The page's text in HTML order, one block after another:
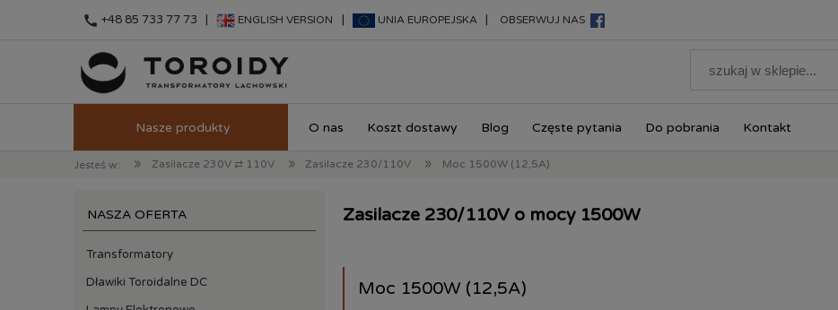
O nas Koszt dostawy Blog Częste pytania Do pobrania Kontakt
Jesteś w: » Zasilacze 230V ⇄ 110V » Zasilacze 230/110V » Moc 1500W (12,5A)
call +48 85 733 77 73 | ENGLISH VERSION UNIA EUROPEJSKA OBSERWUJ NAS
NASZA OFERTA
Transformatory
Dławiki Toroidalne DC
Zasilacze 230/110V o mocy 1500W
Moc 1500W (12,5A)